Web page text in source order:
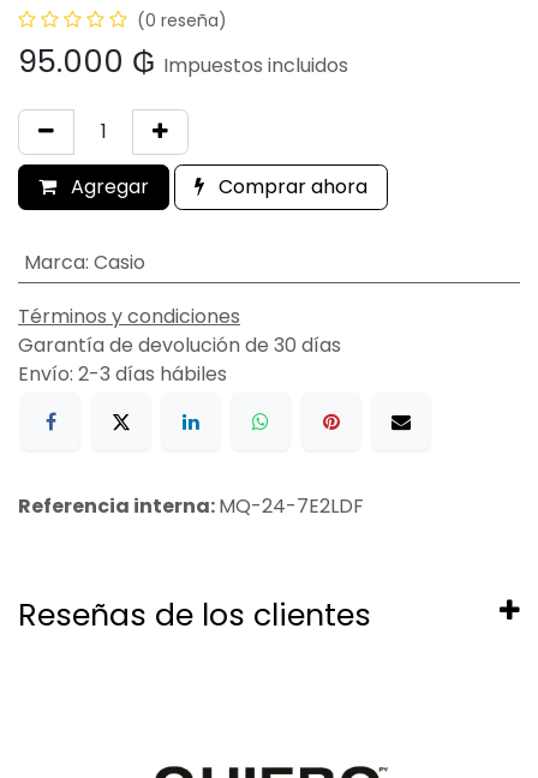
(0 reseña)
95.000 ₲ Impuestos incluidos
Agregar Comprar ahora
Marca: Casio
Términos y condiciones
Garantía de devolución de 30 días
Envío: 2-3 días hábiles
Referencia interna:MQ-24-7E2LDF
Reseñas de los clientes